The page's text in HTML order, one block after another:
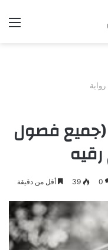
(جميع فصول
رقيه
0
39 أقل من دقيقة